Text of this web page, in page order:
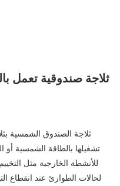
ثلاجة صندوقية تعمل
ثلاجة الصندوق الشمسية
تشغيلها بالطاقة الشمسية أو
للأنشطة الخارجية مثل
لحالات الطوارئ عند انقطاع